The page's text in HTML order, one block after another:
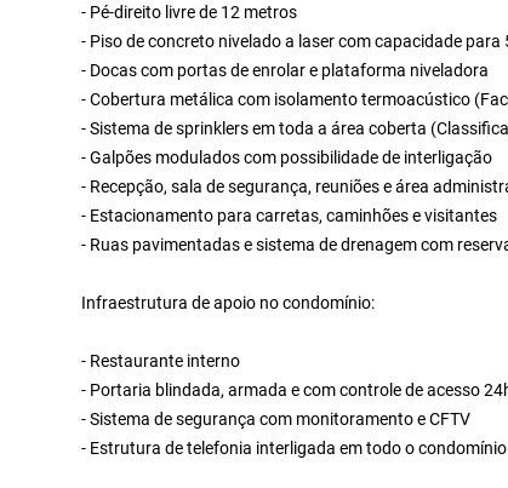
- Pé-direito livre de 12 metros
- Piso de concreto nivelado a laser com capacidade para
- Docas com portas de enrolar e plataforma niveladora
- Cobertura metálica com isolamento termoacústico
- Sistema de sprinklers em toda a área coberta
- Galpões modulados com possibilidade de interligação
- Recepção, sala de segurança, reuniões e área
- Estacionamento para carretas, caminhões e visitantes
- Ruas pavimentadas e sistema de drenagem com
Infraestrutura de apoio no condomínio:
- Restaurante interno
- Portaria blindada, armada e com controle de acesso
- Sistema de segurança com monitoramento e CFTV
- Estrutura de telefonia interligada em todo o condomínio